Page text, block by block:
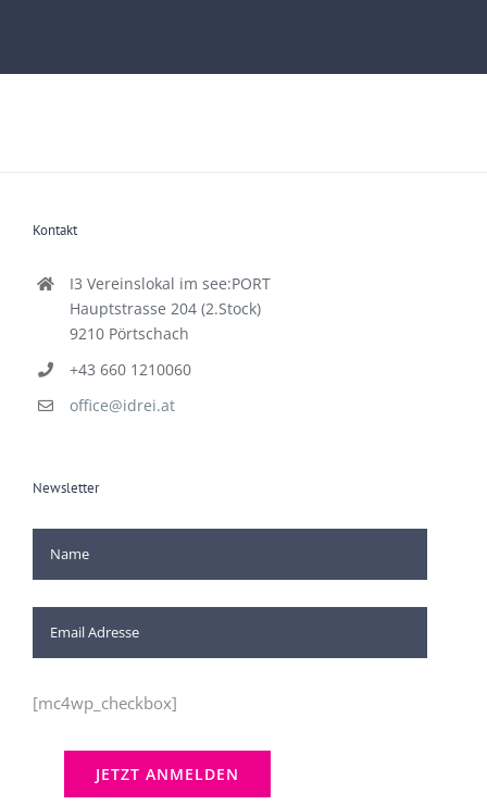
Kontakt
I3 Vereinslokal im see:PORT
Hauptstrasse 204 (2.Stock)
9210 Pörtschach
+43 660 1210060
office@idrei.at
Newsletter
[mc4wp_checkbox]